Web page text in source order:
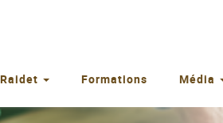
Formations Média